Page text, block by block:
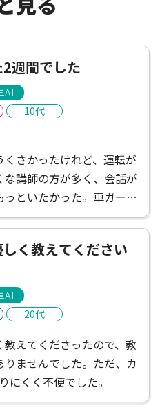
週間でした
AT
10代
さかったけれど、運転が
講師の方が多く、会話が
といたかった。車ガール
ど、たくさんごはんやさ
師の方がお店を教えてく
！充実した2週間でした。
く教えてください
AT
20代
えてくださったので、教
ませんでした。ただ、カ
にくく不便でした。